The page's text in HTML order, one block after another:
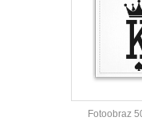
Fotoobraz